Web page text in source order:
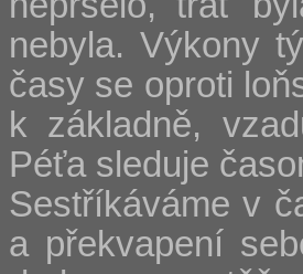
nebyla. Výkony
časy se oproti
k základně,
Péťa sleduje
Sestříkáváme v
a překvapení